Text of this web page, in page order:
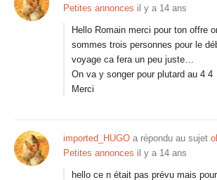
Petites annonces il y a 14 ans
Hello Romain merci pour ton offre
sommes trois personnes pour le
voyage ca fera un peu juste…
On va y songer pour plutard au 4 4
Merci
imported_HUGO a répondu au sujet
Petites annonces il y a 14 ans
hello ce n était pas prévu mais